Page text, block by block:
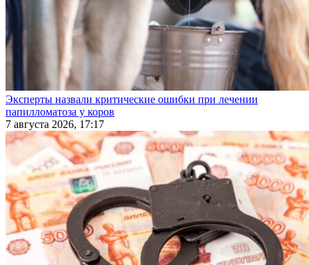
Эксперты назвали критические ошибки при лечении
папилломатоза у коров
7 августа 2026, 17:17